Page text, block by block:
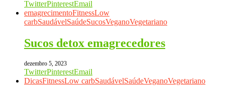
TwitterPinterestEmail
emagrecimentoFitnessLow
carbSaudávelSaúdeSucosVeganoVegetariano
Sucos detox emagrecedores
dezembro 5, 2023
TwitterPinterestEmail
DicasFitnessLow carbSaudávelSaúdeVeganoVegetariano